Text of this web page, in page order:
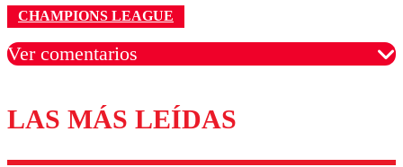
CHAMPIONS LEAGUE
Ver comentarios
Los comentarios son moderados para garantizar un
diálogo respetuoso.
Nombre
LAS MÁS LEÍDAS